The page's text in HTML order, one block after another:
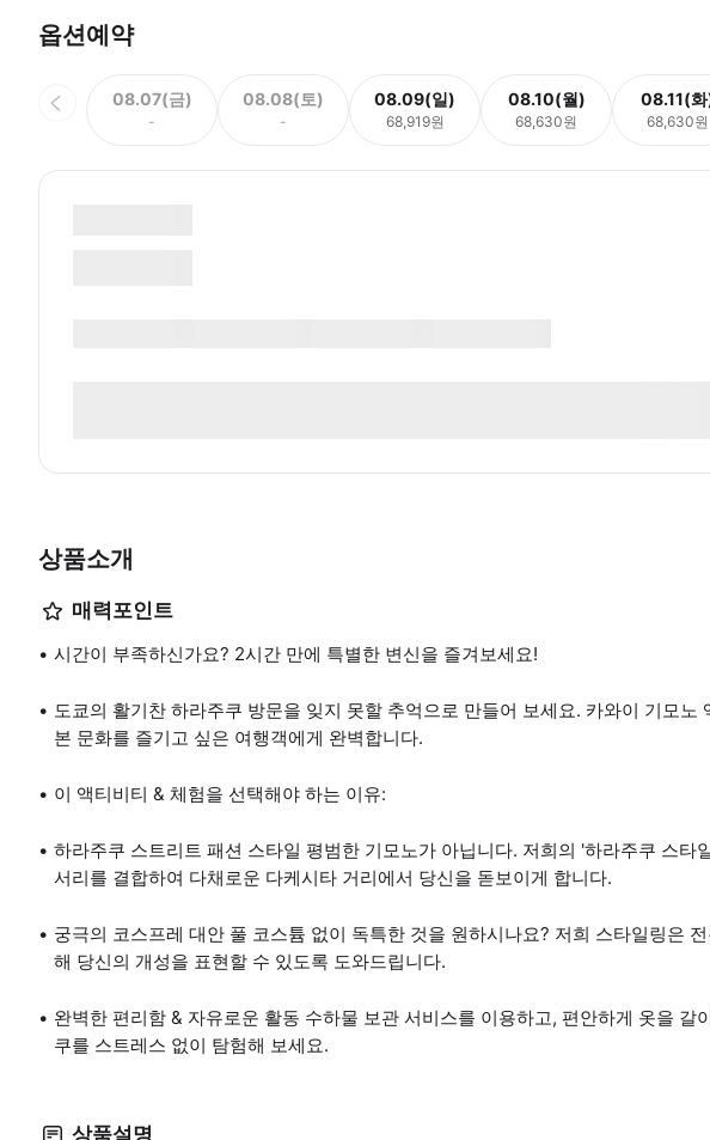
옵션예약
08.07(금)
-
08.08(토)
-
08.09(일)
68,919원
08.10(월)
68,630원
08.11(
68,630원
상품소개
매력포인트
시간이 부족하신가요? 2시간 만에 특별한 변신을 즐겨보세요!
도쿄의 활기찬 하라주쿠 방문을 잊지 못할 추억으로 만들어 보세요. 카와이 기모노
본 문화를 즐기고 싶은 여행객에게 완벽합니다.
이 액티비티 & 체험을 선택해야 하는 이유:
하라주쿠 스트리트 패션 스타일 평범한 기모노가 아닙니다. 저희의 '하라주쿠 스타
서리를 결합하여 다채로운 다케시타 거리에서 당신을 돋보이게 합니다.
궁극의 코스프레 대안 풀 코스튬 없이 독특한 것을 원하시나요? 저희 스타일링은
해 당신의 개성을 표현할 수 있도록 도와드립니다.
완벽한 편리함 & 자유로운 활동 수하물 보관 서비스를 이용하고, 편안하게 옷을 갈
쿠를 스트레스 없이 탐험해 보세요.
상품설명